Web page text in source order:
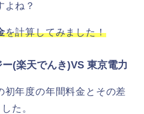
よね？
を計算してみました！
ー(楽天でんき)VS 東京電力
初年度の年間料金とその差
た。